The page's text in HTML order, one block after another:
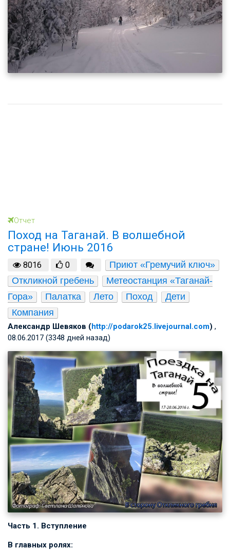
Отчет
Поход на Таганай. В волшебной
стране! Июнь 2016
8016 0
Приют «Гремучий ключ»
Откликной гребень
Метеостанция «Таганай-
Гора»
Палатка Лето Поход
Дети
Компания
Александр Шевяков (http://podarok25.livejournal.com) ,
08.06.2017 (3348 дней назад)
Часть 1. Вступление
В главных ролях: